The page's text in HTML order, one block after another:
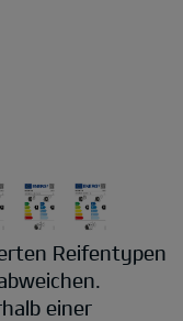
Reifentypen
einer